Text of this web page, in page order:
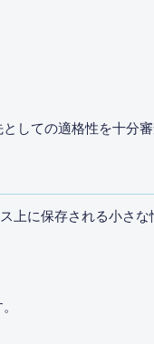
しての適格性を十分
上に保存される小さな